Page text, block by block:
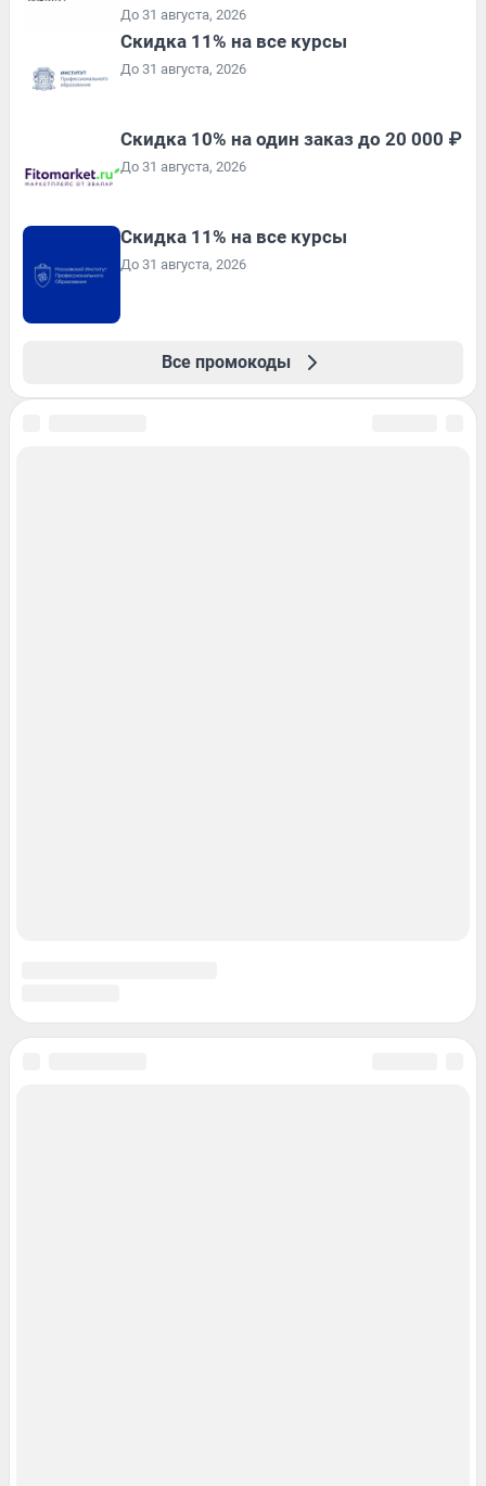
До 31 августа, 2026
Скидка 11% на все курсы
До 31 августа, 2026
Скидка 10% на один заказ до 20 000 ₽
До 31 августа, 2026
Скидка 11% на все курсы
До 31 августа, 2026
Все промокоды